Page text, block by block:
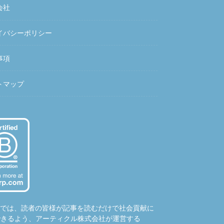
社
バシーポリシー
項
マップ
は、読者の皆様が記事を読むだけで社会貢献に
るよう、アーティクル株式会社が運営する